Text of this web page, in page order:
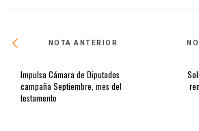
NOTA ANTERIOR
Impulsa Cámara de Diputados
campaña Septiembre, mes del
testamento